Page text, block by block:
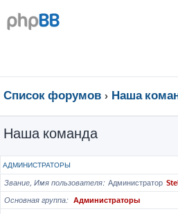
Список форумов Наша
Наша команда
АДМИНИСТРАТОРЫ
Звание, Имя пользователя Администратор
Основная группа
Администраторы